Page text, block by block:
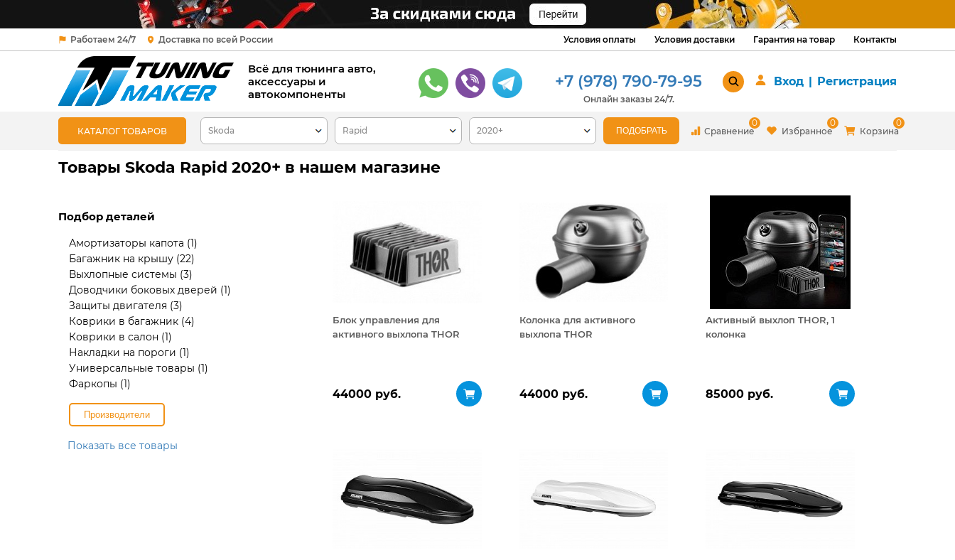
Работаем 24/7 Доставка по всей России Условия оплаты Условия доставки Гарантия на товар Контакты
Всё для тюнинга авто,
аксессуары и
автокомпоненты
+7 (978) 790-79-95
Онлайн заказы 24/7.
Вход | Регистрация
КАТАЛОГ ТОВАРОВ Сравнение
0
Избранное
0
Корзина
0
Товары Skoda Rapid 2020+ в нашем магазине
Подбор деталей
Амортизаторы капота (1)
Багажник на крышу (22)
Выхлопные системы (3)
Доводчики боковых дверей (1)
Защиты двигателя (3)
Коврики в багажник (4)
Коврики в салон (1)
Накладки на пороги (1)
Универсальные товары (1)
Фаркопы (1)
Производители
Показать все товары
Блок управления для
активного выхлопа THOR
44000 руб.
Колонка для активного
выхлопа THOR
44000 руб.
Активный выхлоп THOR, 1
колонка
85000 руб.